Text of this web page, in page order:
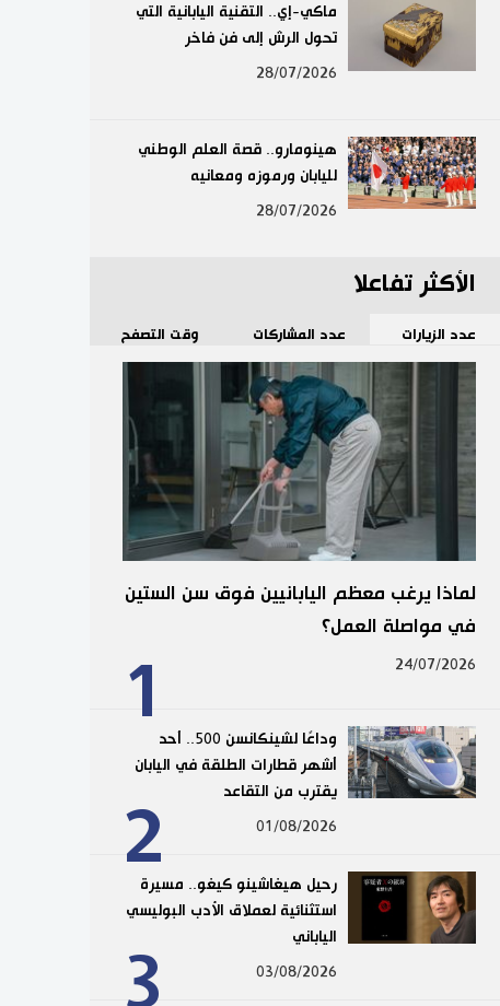
ماكي-إي.. التقنية اليابانية التي
تحول الرش إلى فن فاخر
28/07/2026
هينومارو.. قصة العلم الوطني
لليابان ورموزه ومعانيه
28/07/2026
الأكثر تفاعلا
عدد الزيارات عدد المشاركات وقت التصفح
1
لماذا يرغب معظم اليابانيين فوق سن الستين
في مواصلة العمل؟
24/07/2026
2
وداعًا لشينكانسن 500.. أحد
أشهر قطارات الطلقة في اليابان
يقترب من التقاعد
01/08/2026
3
رحيل هيغاشينو كيغو.. مسيرة
استثنائية لعملاق الأدب البوليسي
الياباني
03/08/2026